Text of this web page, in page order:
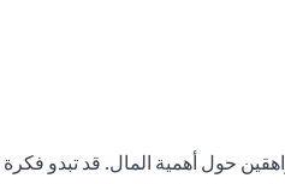
حول أهمية المال. قد تبدو